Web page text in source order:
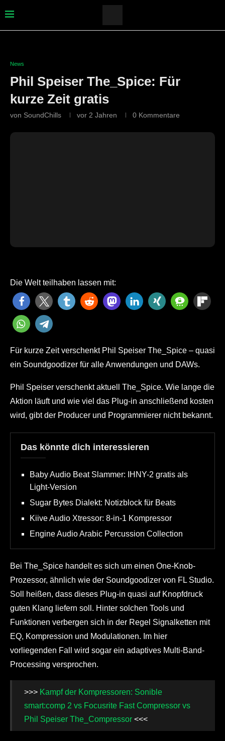
News
Phil Speiser The_Spice: Für
kurze Zeit gratis
von SoundChills vor 2 Jahren 0 Kommentare
Die Welt teilhaben lassen mit:
Für kurze Zeit verschenkt Phil Speiser The_Spice – quasi
ein Soundgoodizer für alle Anwendungen und DAWs.
Phil Speiser verschenkt aktuell The_Spice. Wie lange die
Aktion läuft und wie viel das Plug-in anschließend kosten
wird, gibt der Producer und Programmierer nicht bekannt.
Das könnte dich interessieren
Baby Audio Beat Slammer: IHNY-2 gratis als
Light-Version
Sugar Bytes Dialekt: Notizblock für Beats
Kiive Audio Xtressor: 8-in-1 Kompressor
Engine Audio Arabic Percussion Collection
Bei The_Spice handelt es sich um einen One-Knob-
Prozessor, ähnlich wie der Soundgoodizer von FL Studio.
Soll heißen, dass dieses Plug-in quasi auf Knopfdruck
guten Klang liefern soll. Hinter solchen Tools und
Funktionen verbergen sich in der Regel Signalketten mit
EQ, Kompression und Modulationen. Im hier
vorliegenden Fall wird sogar ein adaptives Multi-Band-
Processing versprochen.
>>> Kampf der Kompressoren: Sonible
smart:comp 2 vs Focusrite Fast Compressor vs
Phil Speiser The_Compressor <<<